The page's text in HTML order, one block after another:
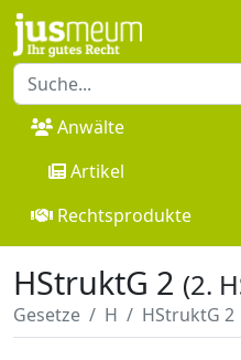
Anwälte
Artikel
Rechtsprodukte
HStruktG 2 (2.
Gesetze H HStruktG 2